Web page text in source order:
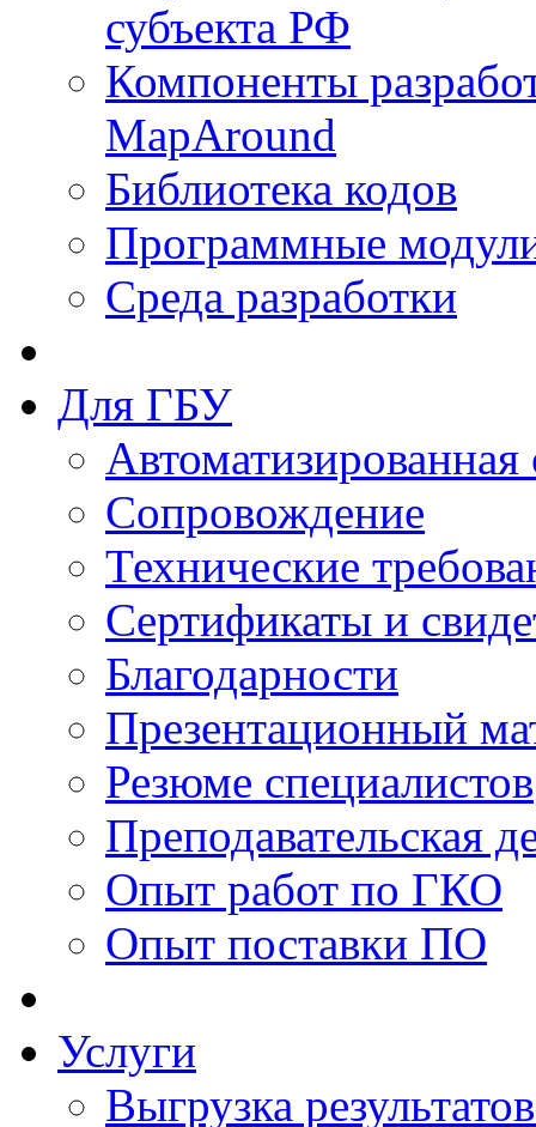
субъекта РФ
Компоненты
MapAround
Библиотека кодов
Программные
Среда разработки
Для ГБУ
Сопровождение
Технические
Сертификаты и
Благодарности
Презентационный
Резюме специалистов
Преподавательская
Опыт работ по ГКО
Опыт поставки ПО
Услуги
Выгрузка